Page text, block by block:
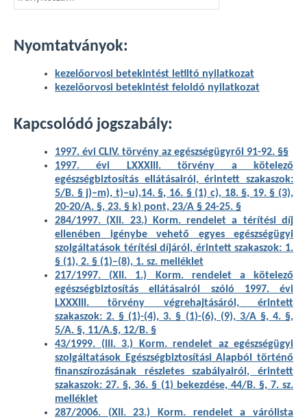
Nyomtatványok:
kezelőorvosi betekintést letiltó nyilatkozat
kezelőorvosi betekintést feloldó nyilatkozat
Kapcsolódó jogszabály:
1997. évi CLIV. törvény az egészségügyről 91-92. §§
1997. évi LXXXIII. törvény a kötelező
egészségbiztosítás ellátásairól, érintett szakaszok:
5/B. § j)–m), t)–u),14. §, 16. § (1) c), 18. §, 19. § (3),
20-20/A. §, 23. § k) pont, 23/A § 24-25. §
284/1997. (XII. 23.) Korm. rendelet a térítési díj
ellenében igénybe vehető egyes egészségügyi
szolgáltatások térítési díjáról, érintett szakaszok: 1.
§ (1), 2. § (1)–(8), 1. sz. melléklet
217/1997. (XII. 1.) Korm. rendelet a kötelező
egészségbiztosítás ellátásairól szóló 1997. évi
LXXXIII. törvény végrehajtásáról, érintett
szakaszok: 2. § (1)-(4), 3. § (1)-(6), (9), 3/A §, 4. §,
5/A. §, 11/A.§, 12/B. §
43/1999. (III. 3.) Korm. rendelet az egészségügyi
szolgáltatások Egészségbiztosítási Alapból történő
finanszírozásának részletes szabályairól, érintett
szakaszok: 27. §, 36. § (1) bekezdése, 44/B. §, 7. sz.
melléklet
287/2006. (XII. 23.) Korm. rendelet a várólista